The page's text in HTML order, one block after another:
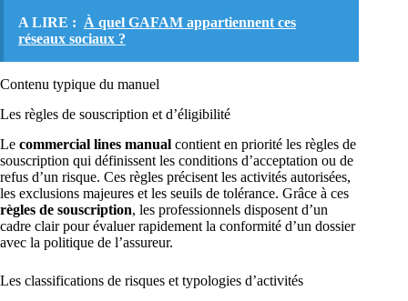
A LIRE : À quel GAFAM appartiennent ces
réseaux sociaux ?
Contenu typique du manuel
Les règles de souscription et d’éligibilité
Le commercial lines manual contient en priorité les règles de
souscription qui définissent les conditions d’acceptation ou de
refus d’un risque. Ces règles précisent les activités autorisées,
les exclusions majeures et les seuils de tolérance. Grâce à ces
règles de souscription, les professionnels disposent d’un
cadre clair pour évaluer rapidement la conformité d’un dossier
avec la politique de l’assureur.
Les classifications de risques et typologies d’activités